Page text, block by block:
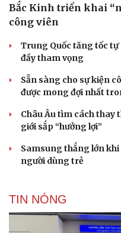
Bắc Kinh triển khai
công viên
Trung Quốc tăng tốc
đầy tham vọng
Sẵn sàng cho sự kiện
được mong đợi nhất
Châu Âu tìm cách thay
giới sắp “hưởng lợi”
Samsung thắng lớn khi
người dùng trẻ
TIN NÓNG